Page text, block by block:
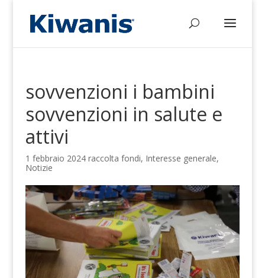
sovvenzioni i bambini
sovvenzioni in salute e
attivi
1 febbraio 2024 raccolta fondi, Interesse generale,
Notizie